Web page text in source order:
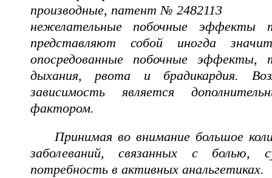
нежелательные побочные эффекты
представляют собой иногда
опосредованные побочные эффекты,
дыхания, рвота и брадикардия.
зависимость является
фактором.
Принимая во внимание большое
заболеваний, связанных с болью,
потребность в активных анальгетиках.